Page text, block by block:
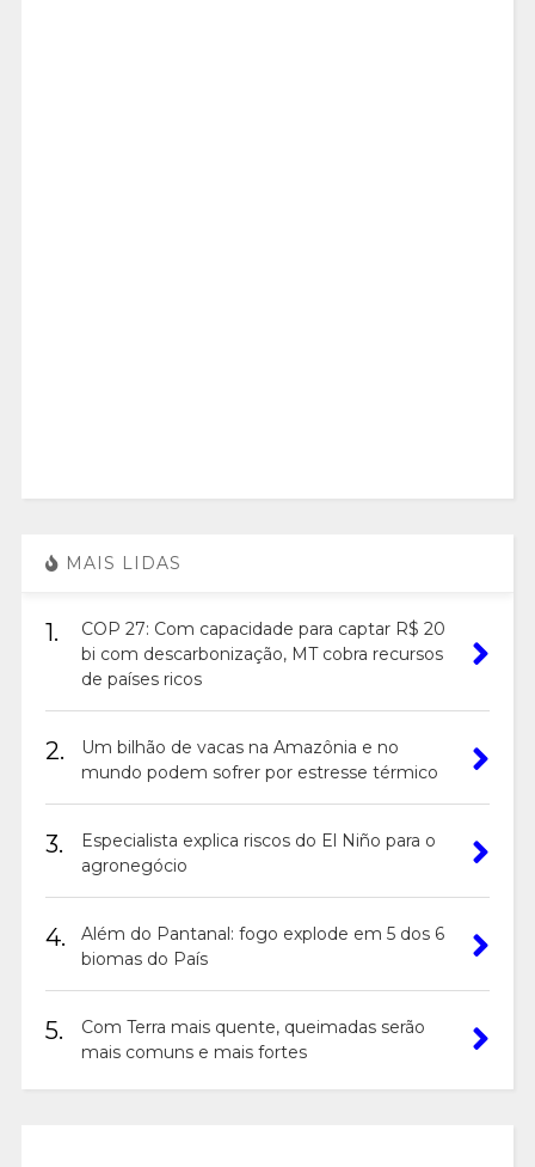
MAIS LIDAS
1.
COP 27: Com capacidade para captar R$ 20
bi com descarbonização, MT cobra recursos
de países ricos
2.
Um bilhão de vacas na Amazônia e no
mundo podem sofrer por estresse térmico
3.
Especialista explica riscos do El Niño para o
agronegócio
4.
Além do Pantanal: fogo explode em 5 dos 6
biomas do País
5.
Com Terra mais quente, queimadas serão
mais comuns e mais fortes